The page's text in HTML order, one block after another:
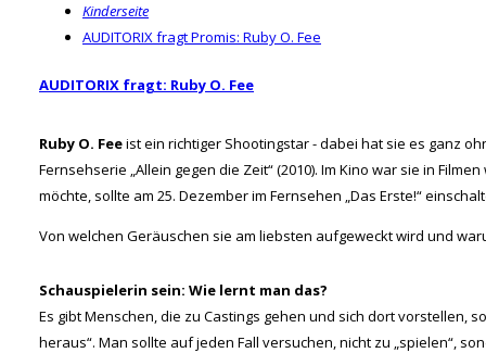
Kinderseite
AUDITORIX fragt Promis: Ruby O. Fee
AUDITORIX fragt: Ruby O. Fee
Ruby O. Feeist ein richtiger Shootingstar - dabei hat sie es ganz
Fernsehserie „Allein gegen die Zeit“ (2010). Im Kino war sie in
möchte, sollte am 25. Dezember im Fernsehen „Das Erste!“
Von welchen Geräuschen sie am liebsten aufgeweckt wird und
Schauspielerin sein: Wie lernt man das?
Es gibt Menschen, die zu Castings gehen und sich dort vorstellen,
heraus“. Man sollte auf jeden Fall versuchen, nicht zu „spielen“,